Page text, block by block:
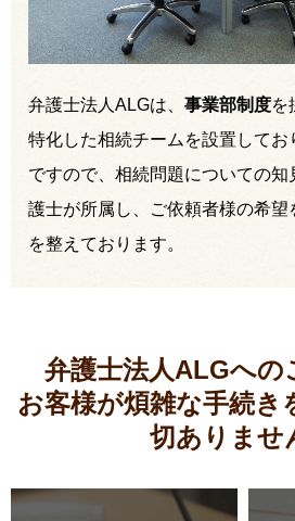
弁護士法人ALGは、 事業部制度を
特化した相続チームを設置してお
ですので、相続問題についての
護士が所属し、ご依頼者様の希望
を整えております。
弁護士法人ALGへの
お客様が煩雑な手続き
切ありませ